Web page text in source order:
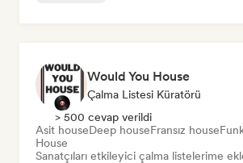
Would You House
Çalma Listesi Küratörü
> 500 cevap verildi
Asit houseDeep houseFransız house
House
Sanatçıları etkileyici çalma listelerime